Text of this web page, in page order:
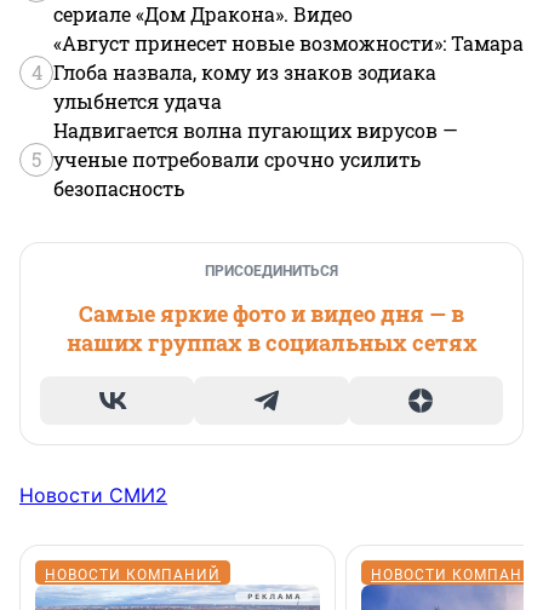
сериале «Дом Дракона». Видео
4
«Август принесет новые возможности»: Тамара
Глоба назвала, кому из знаков зодиака
улыбнется удача
5
Надвигается волна пугающих вирусов —
ученые потребовали срочно усилить
безопасность
ПРИСОЕДИНИТЬСЯ
Самые яркие фото и видео дня — в
наших группах в социальных сетях
Новости СМИ2
НОВОСТИ КОМПАНИЙ НОВОСТИ